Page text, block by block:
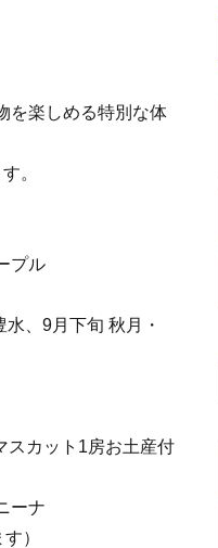
を楽しめる特別な体
。
プル
、9月下旬 秋月・
スカット1房お土産付
ーナ
）